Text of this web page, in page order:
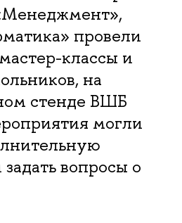
провели
классы и
на
стенде ВШБ
могли
вопросы о